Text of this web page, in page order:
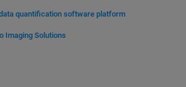
data quantification software platform
Imaging Solutions